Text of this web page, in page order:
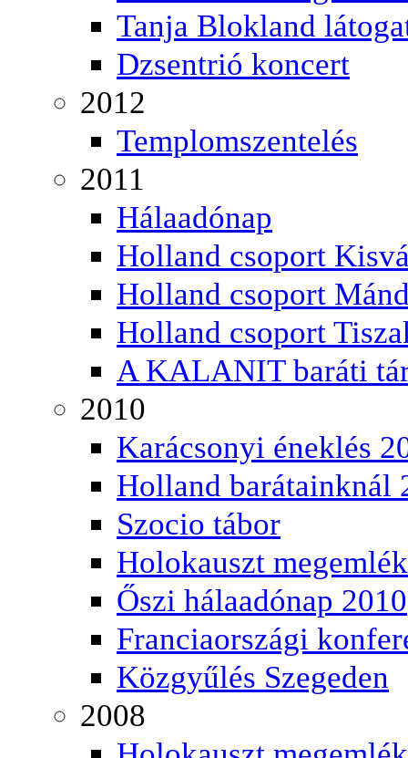
Tanja Blokland
Dzsentrió koncert
2012
Templomszentelés
2011
Hálaadónap
Holland csoport
Holland csoport
Holland csoport
A KALANIT baráti
2010
Karácsonyi éneklés
Holland barátainknál
Szocio tábor
Holokauszt
Őszi hálaadónap 2010
Franciaországi
Közgyűlés Szegeden
2008